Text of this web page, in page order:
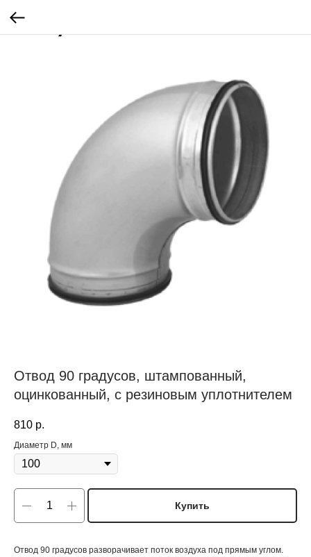
Отвод 90 градусов, штампованный,
оцинкованный, с резиновым уплотнителем
810 р.
Диаметр D, мм
Купить
Отвод 90 градусов разворачивает поток воздуха под прямым углом.